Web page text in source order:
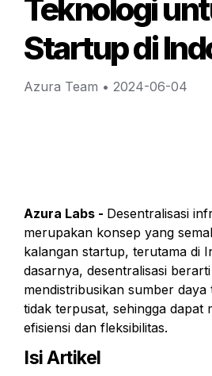
Teknologi
Startup di
Azura Team • 2024-06-04
Azura Labs - Desentralisasi
merupakan konsep yang
kalangan startup, terutama di
dasarnya, desentralisasi
mendistribusikan sumber
tidak terpusat, sehingga dapat
efisiensi dan fleksibilitas.
Isi Artikel